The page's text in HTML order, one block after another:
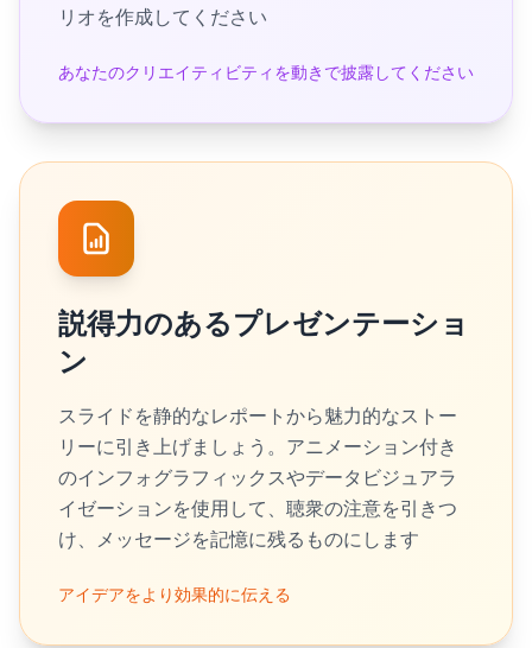
リオを作成してください
あなたのクリエイティビティを動きで披露してください
説得力のあるプレゼンテーショ
ン
スライドを静的なレポートから魅力的なストー
リーに引き上げましょう。アニメーション付き
のインフォグラフィックスやデータビジュアラ
イゼーションを使用して、聴衆の注意を引きつ
け、メッセージを記憶に残るものにします
アイデアをより効果的に伝える